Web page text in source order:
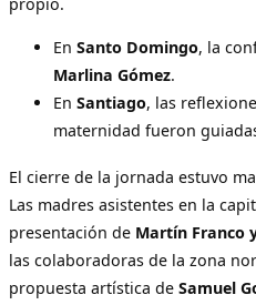
En Santo Domingo, la
Marlina Gómez.
En Santiago, las
maternidad fueron
El cierre de la jornada estuvo
Las madres asistentes en la
presentación de Martín Franco
las colaboradoras de la zona
propuesta artística de Samuel